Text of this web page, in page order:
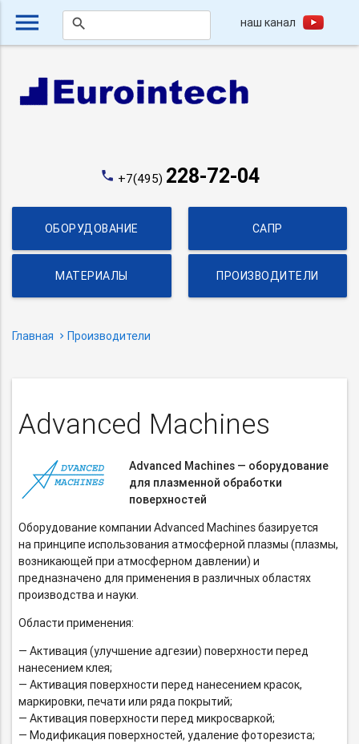
menu search наш канал
phone +7(495) 228-72-04
ОБОРУДОВАНИЕ САПР
МАТЕРИАЛЫ ПРОИЗВОДИТЕЛИ
Главная Производители
Advanced Machines
Advanced Machines — оборудование
для плазменной обработки
поверхностей
Оборудование компании Advanced Machines базируется
на принципе использования атмосферной плазмы (плазмы,
возникающей при атмосферном давлении) и
предназначено для применения в различных областях
производства и науки.
Области применения:
— Активация (улучшение адгезии) поверхности перед
нанесением клея;
— Активация поверхности перед нанесением красок,
маркировки, печати или ряда покрытий;
— Активация поверхности перед микросваркой;
— Модификация поверхностей, удаление фоторезиста;